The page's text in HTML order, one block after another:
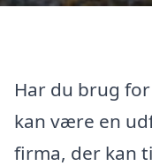
Har du brug
kan være en
firma, der kan